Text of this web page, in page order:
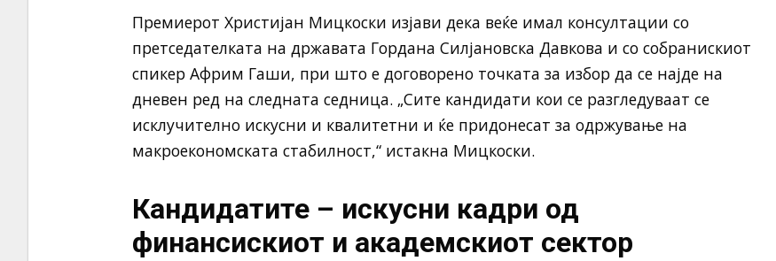
Премиерот Христијан Мицкоски изјави дека веќе имал консултации со
претседателката на државата Гордана Силјановска Давкова и со собранискиот
спикер Африм Гаши, при што е договорено точката за избор да се најде на
дневен ред на следната седница. „Сите кандидати кои се разгледуваат се
исклучително искусни и квалитетни и ќе придонесат за одржување на
макроекономската стабилност,“ истакна Мицкоски.
Кандидатите – искусни кадри од
финансискиот и академскиот сектор